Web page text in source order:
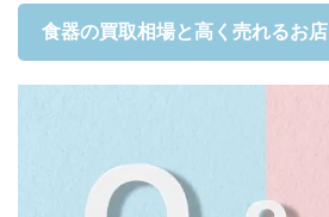
食器の買取相場と高く売れるお店